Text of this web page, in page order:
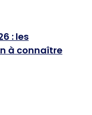
: les
à connaître